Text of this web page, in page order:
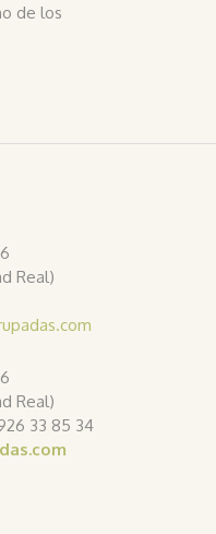
de los
Real)
Real)
33 85 34